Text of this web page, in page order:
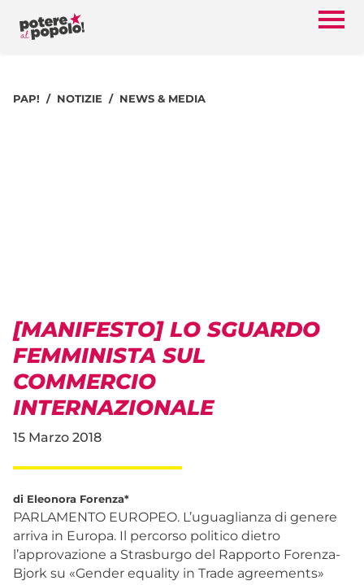
PAP! NOTIZIE NEWS & MEDIA
[MANIFESTO] LO SGUARDO
FEMMINISTA SUL
COMMERCIO
INTERNAZIONALE
15 Marzo 2018
di Eleonora Forenza*
PARLAMENTO EUROPEO. L’uguaglianza di genere
arriva in Europa. Il percorso politico dietro
l’approvazione a Strasburgo del Rapporto Forenza-
Bjork su «Gender equality in Trade agreements»